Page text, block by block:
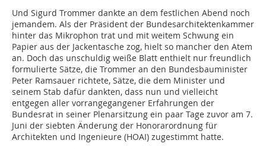
Und Sigurd Trommer dankte an dem festlichen Abend noch
jemandem. Als der Präsident der Bundesarchitektenkammer
hinter das Mikrophon trat und mit weitem Schwung ein
Papier aus der Jackentasche zog, hielt so mancher den Atem
an. Doch das unschuldig weiße Blatt enthielt nur freundlich
formulierte Sätze, die Trommer an den Bundesbauminister
Peter Ramsauer richtete, Sätze, die dem Minister und
seinem Stab dafür dankten, dass nun und vielleicht
entgegen ­aller vorrangegangener Erfahrungen der
Bundesrat in seiner Plenarsitzung ein paar Tage zuvor am 7.
Juni der siebten Änderung der Honorarordnung für
Architekten und ­Ingenieure (HOAI) zugestimmt hatte.